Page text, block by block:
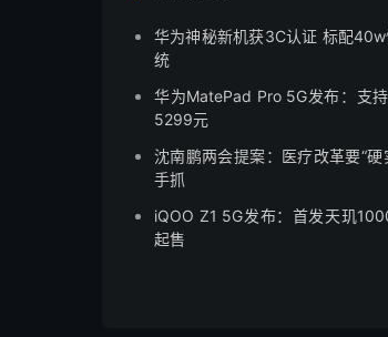
华为神秘新机获3C认证 标配
统
华为MatePad Pro 5G发布：支
5299元
沈南鹏两会提案：医疗改革要“硬
手抓
iQOO Z1 5G发布：首发天玑
起售